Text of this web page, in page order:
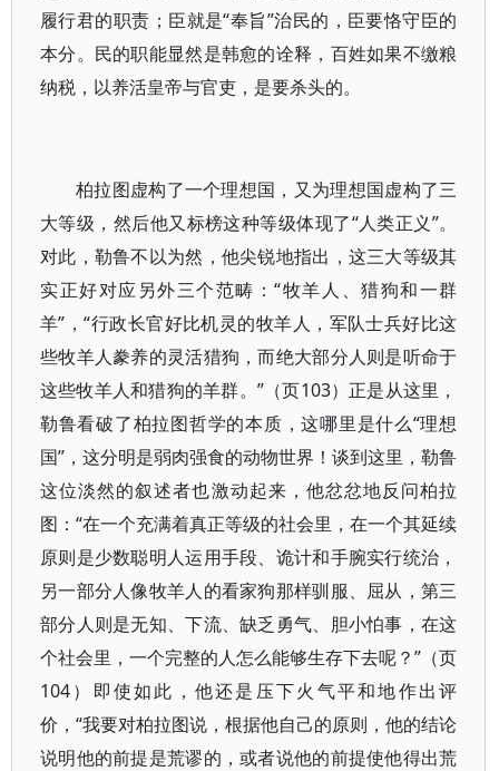
履行君的职责；臣就是“奉旨”治民的，臣要恪守臣的
本分。民的职能显然是韩愈的诠释，百姓如果不缴粮
纳税，以养活皇帝与官吏，是要杀头的。
柏拉图虚构了一个理想国，又为理想国虚构了三
大等级，然后他又标榜这种等级体现了“人类正义”。
对此，勒鲁不以为然，他尖锐地指出，这三大等级其
实正好对应另外三个范畴：“牧羊人、猎狗和一群
羊”，“行政长官好比机灵的牧羊人，军队士兵好比这
些牧羊人豢养的灵活猎狗，而绝大部分人则是听命于
这些牧羊人和猎狗的羊群。”（页103）正是从这里，
勒鲁看破了柏拉图哲学的本质，这哪里是什么“理想
国”，这分明是弱肉强食的动物世界！谈到这里，勒鲁
这位淡然的叙述者也激动起来，他忿忿地反问柏拉
图：“在一个充满着真正等级的社会里，在一个其延续
原则是少数聪明人运用手段、诡计和手腕实行统治，
另一部分人像牧羊人的看家狗那样驯服、屈从，第三
部分人则是无知、下流、缺乏勇气、胆小怕事，在这
个社会里，一个完整的人怎么能够生存下去呢？”（页
104）即使如此，他还是压下火气平和地作出评
价，“我要对柏拉图说，根据他自己的原则，他的结论
说明他的前提是荒谬的，或者说他的前提使他得出荒